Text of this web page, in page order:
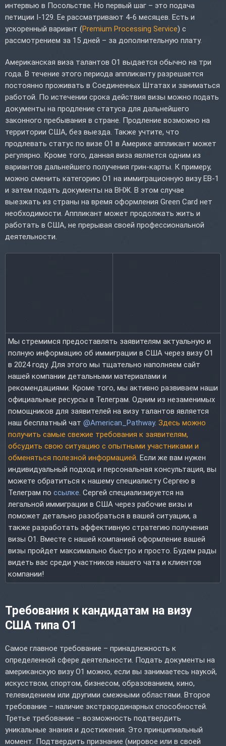
интервью в Посольстве. Но первый шаг – это подача
петиции I-129. Ее рассматривают 4-6 месяцев. Есть и
ускоренный вариант (Premium Processing Service) с
рассмотрением за 15 дней – за дополнительную плату.
Американская виза талантов O1 выдается обычно на три
года. В течение этого периода аппликанту разрешается
постоянно проживать в Соединенных Штатах и заниматься
работой. По истечении срока действия визы можно подать
документы на продление статуса для дальнейшего
законного пребывания в стране. Продление возможно на
территории США, без выезда. Также учтите, что
продлевать статус по визе O1 в Америке аппликант может
регулярно. Кроме того, данная виза является одним из
вариантов дальнейшего получения грин-карты. К примеру,
можно сменить категорию O1 на иммиграционную визу EB-1
и затем подать документы на ВНЖ. В этом случае
выезжать из страны на время оформления Green Card нет
необходимости. Аппликант может продолжать жить и
работать в США, не прерывая своей профессиональной
деятельности.
Мы стремимся предоставлять заявителям актуальную и
полную информацию об иммиграции в США через визу O1
в 2024 году. Для этого мы тщательно наполняем сайт
нашей компании детальными материалами и
рекомендациями. Кроме того, мы активно развиваем наши
официальные ресурсы в Телеграм. Одним из незаменимых
помощников для заявителей на визу талантов является
наш бесплатный чат @American_Pathway. Здесь можно
получить самые свежие требования к заявителям,
обсудить свою ситуацию с опытными участниками и
обменяться полезной информацией . Если же вам нужен
индивидуальный подход и персональная консультация, вы
можете обратиться к нашему специалисту Сергею в
Телеграм по ссылке . Сергей специализируется на
легальной иммиграции в США через рабочие визы и
поможет детально разобраться в вашей ситуации, а
также разработать эффективную стратегию получения
визы O1. Вместе с нашей компанией оформление вашей
визы пройдет максимально быстро и просто. Будем рады
видеть вас среди участников нашего чата и клиентов
компании!
Требования к кандидатам на визу
США типа O1
Самое главное требование – принадлежность к
определенной сфере деятельности. Подать документы на
американскую визу O1 можно, если вы занимаетесь наукой,
искусством, спортом, бизнесом, образованием, кино,
телевидением или другими смежными областями. Второе
требование – наличие экстраординарных способностей.
Третье требование – возможность подтвердить
уникальные знания и достижения. Это принципиальный
момент. Подтвердить признание (мировое или в своей